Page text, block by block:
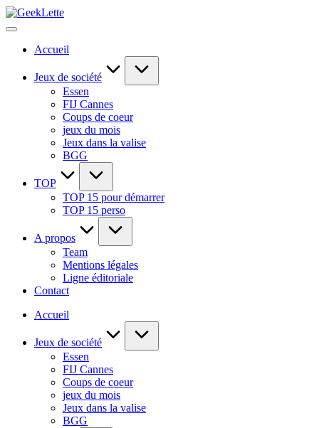
Skip
GeekLette
blog
Accueil
Jeux de société
Essen
FIJ Cannes
Coups de coeur
jeux du mois
Jeux dans la valise
BGG
TOP
TOP 15 pour démarrer
TOP 15 perso
A propos
Team
Mentions légales
Ligne éditoriale
Contact
Accueil
Jeux de société
Essen
FIJ Cannes
Coups de coeur
jeux du mois
Jeux dans la valise
BGG